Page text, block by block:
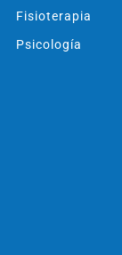
Fisioterapia
Psicología